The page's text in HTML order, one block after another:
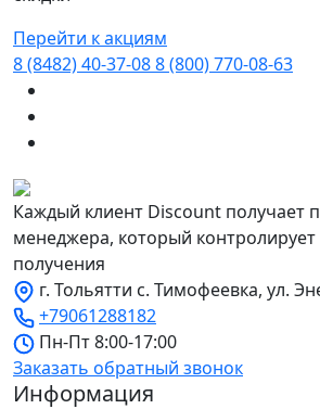
Перейти к акциям
8 (8482) 40-37-088 (800) 770-08-63
Каждый клиент Discount получает
менеджера, который контролирует
получения
г. Тольятти с. Тимофеевка, ул.
+79061288182
Пн-Пт 8:00-17:00
Заказать обратный звонок
Информация